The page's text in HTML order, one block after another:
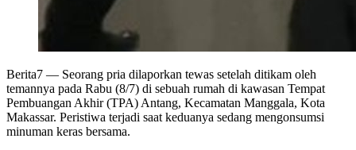
Berita7 — Seorang pria dilaporkan tewas setelah ditikam oleh
temannya pada Rabu (8/7) di sebuah rumah di kawasan Tempat
Pembuangan Akhir (TPA) Antang, Kecamatan Manggala, Kota
Makassar. Peristiwa terjadi saat keduanya sedang mengonsumsi
minuman keras bersama.